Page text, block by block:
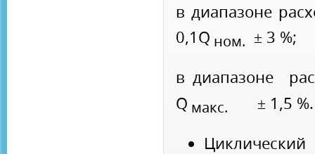
в диапазоне
0,1Q ном. ± 3 %;
в диапазоне
Q макс. ± 1,5 %.